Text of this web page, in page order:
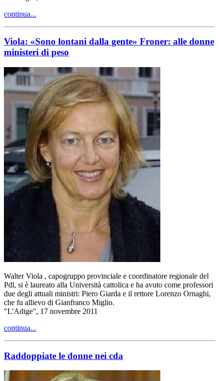
continua...
Viola: «Sono lontani dalla gente» Froner: alle donne
ministeri di peso
Walter Viola , capogruppo provinciale e coordinatore regionale del
Pdl, si è laureato alla Università cattolica e ha avuto come professori
due degli attuali ministri: Piero Giarda e il rettore Lorenzo Ornaghi,
che fu allievo di Gianfranco Miglio.
"L'Adige", 17 novembre 2011
continua...
Raddoppiate le donne nei cda